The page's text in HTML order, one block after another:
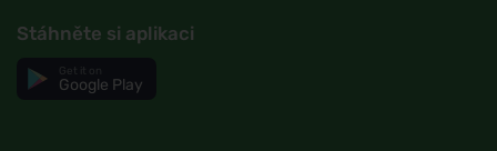
Stáhněte si aplikaci
Google Play